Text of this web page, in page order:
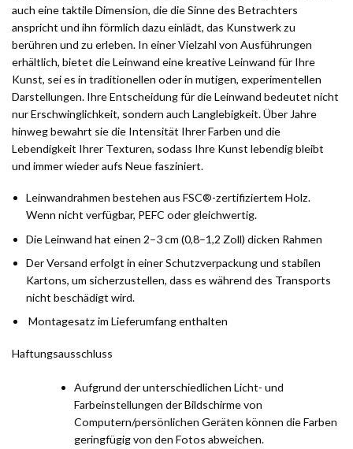
auch eine taktile Dimension, die die Sinne des Betrachters
anspricht und ihn förmlich dazu einlädt, das Kunstwerk zu
berühren und zu erleben. In einer Vielzahl von Ausführungen
erhältlich, bietet die Leinwand eine kreative Leinwand für Ihre
Kunst, sei es in traditionellen oder in mutigen, experimentellen
Darstellungen. Ihre Entscheidung für die Leinwand bedeutet nicht
nur Erschwinglichkeit, sondern auch Langlebigkeit. Über Jahre
hinweg bewahrt sie die Intensität Ihrer Farben und die
Lebendigkeit Ihrer Texturen, sodass Ihre Kunst lebendig bleibt
und immer wieder aufs Neue fasziniert.
Leinwandrahmen bestehen aus FSC®-zertifiziertem Holz.
Wenn nicht verfügbar, PEFC oder gleichwertig.
Die Leinwand hat einen 2–3 cm (0,8–1,2 Zoll) dicken Rahmen
Der Versand erfolgt in einer Schutzverpackung und stabilen
Kartons, um sicherzustellen, dass es während des Transports
nicht beschädigt wird.
Montagesatz im Lieferumfang enthalten
Haftungsausschluss
Aufgrund der unterschiedlichen Licht- und
Farbeinstellungen der Bildschirme von
Computern/persönlichen Geräten können die Farben
geringfügig von den Fotos abweichen.